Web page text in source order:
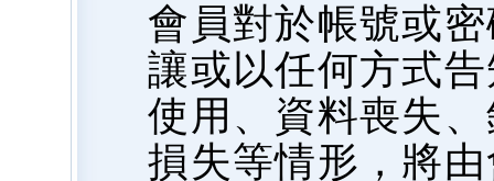
會員對於帳號或
讓或以任何方式
使用、資料喪失
損失等情形，將